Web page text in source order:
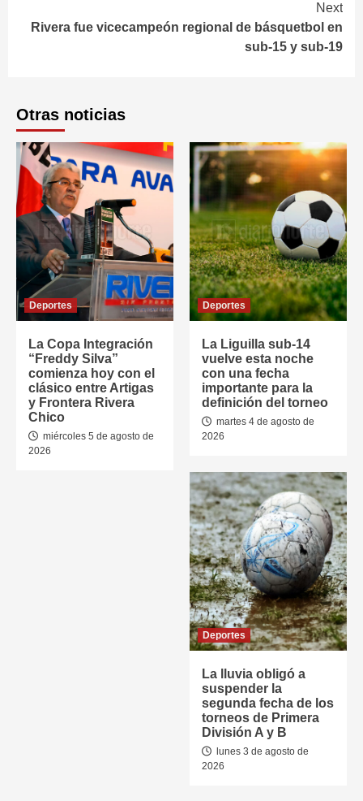
Next
Rivera fue vicecampeón regional de básquetbol en
sub-15 y sub-19
Otras noticias
Deportes
La Copa Integración
“Freddy Silva”
comienza hoy con el
clásico entre Artigas
y Frontera Rivera
Chico
miércoles 5 de agosto de
2026
Deportes
La Liguilla sub-14
vuelve esta noche
con una fecha
importante para la
definición del torneo
martes 4 de agosto de
2026
Deportes
La lluvia obligó a
suspender la
segunda fecha de los
torneos de Primera
División A y B
lunes 3 de agosto de
2026